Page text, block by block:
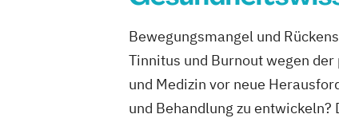
Bewegungsmangel und
Tinnitus und Burnout wegen
und Medizin vor neue
und Behandlung zu